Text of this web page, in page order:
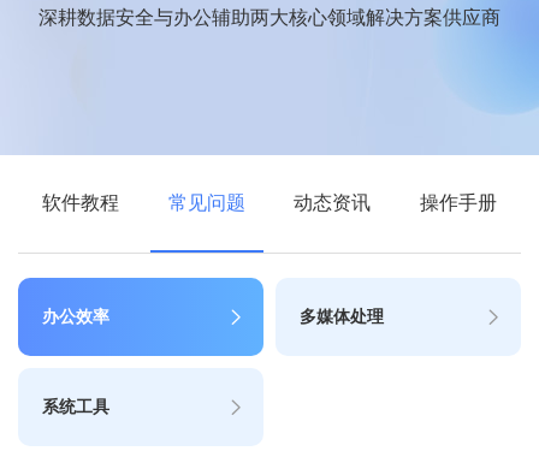
深耕数据安全与办公辅助两大核心领域解决方案供应商
软件教程 常见问题 动态资讯 操作手册
办公效率 多媒体处理
系统工具